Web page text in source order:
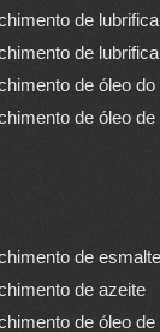
de
de
de óleo
de óleo
de
de azeite
de óleo de